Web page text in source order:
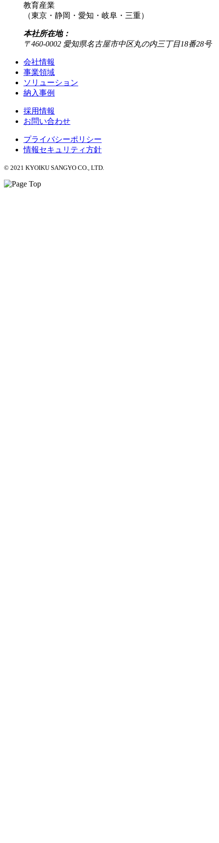
教育産業
（東京・静岡・愛知・岐阜・三重）
本社所在地：
〒460-0002 愛知県名古屋市中区丸の内三丁目18番28号
会社情報
事業領域
ソリューション
納入事例
採用情報
お問い合わせ
プライバシーポリシー
情報セキュリティ方針
© 2021 KYOIKU SANGYO CO., LTD.